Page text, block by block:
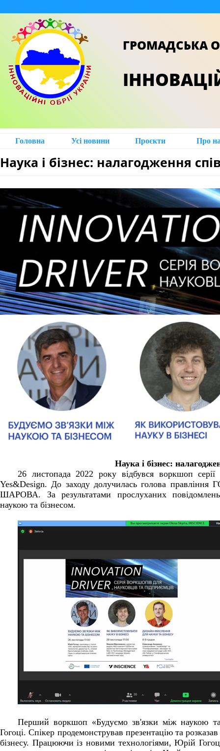
ГРОМАДСЬКА
Головна Усі новини Проєкти Про
Наука і бізнес: налагодження
Наука і бізнес:
26 листопада 2022 року відбувся воркшоп
Yes&Design. До заходу долучилась голова правління
ШАРОВА. За результатами прослуханих
наукою та бізнесом.
Перший воркшоп «Будуємо зв'язки між наукою
Гогоці. Спікер продемонстрував презентацію та
бізнесу. Працюючи із новими технологіями, Юрій